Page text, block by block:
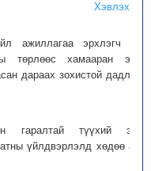
Хэвлэх
ажиллагаа эрхлэгч нь
төрлөөс хамааран энэ
дараах зохистой дадлыг
гаралтай түүхий эд,
үйлдвэрлэлд хөдөө аж